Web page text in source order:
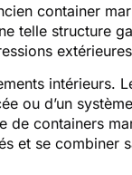
container
telle structure
intérieurs.
ou d’un
de containers
et se